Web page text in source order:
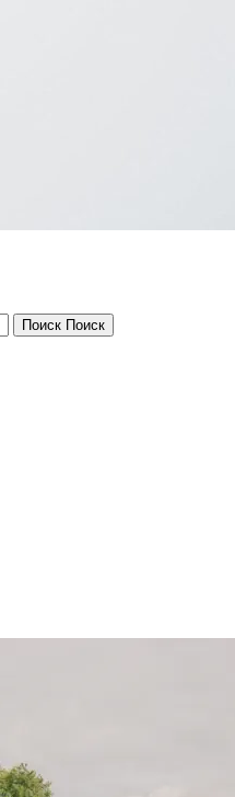
Поиск Поиск